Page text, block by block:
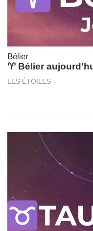
Bélier
♈ Bélier
LES ÉTOILES